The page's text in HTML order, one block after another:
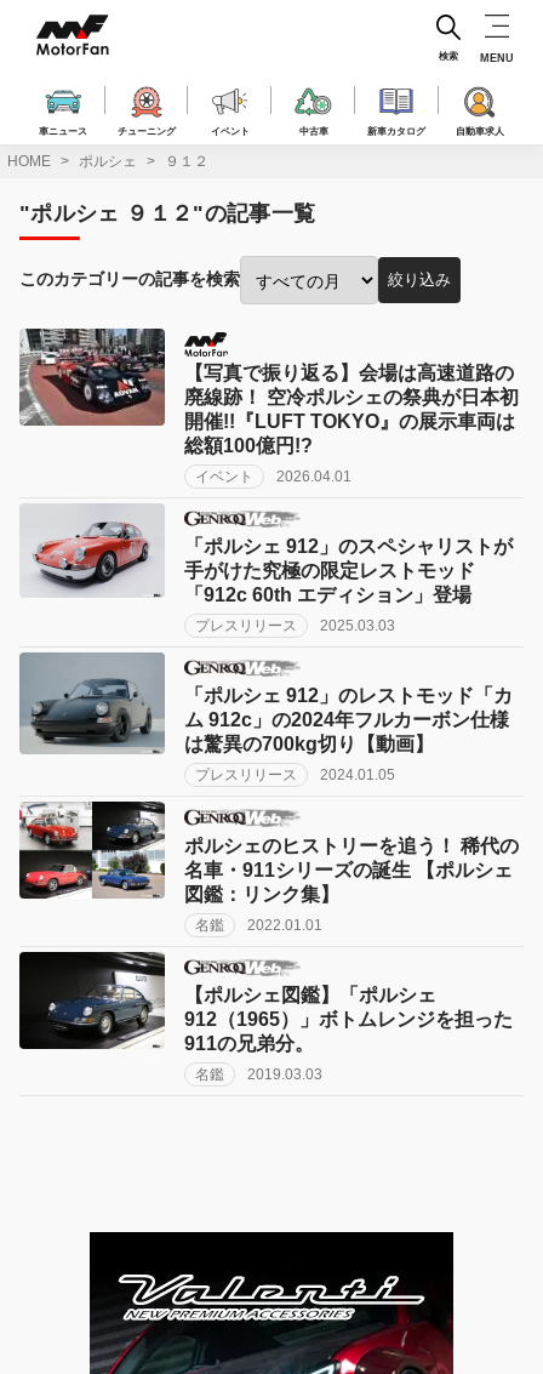
ス
車ニュース チューニング イベント 中古車 新車カタログ 自動車求人
検索 MENU
HOME ポルシェ ９１２
"ポルシェ ９１２"の記事一覧
このカテゴリーの記事を検索
投
月
で
絞
り
絞り込み
【写真で振り返る】会場は高速道路の
廃線跡！ 空冷ポルシェの祭典が日本初
開催!!『LUFT TOKYO』の展示車両は
総額100億円!?
イベント 2026.04.01
「ポルシェ 912」のスペシャリストが
手がけた究極の限定レストモッド
「912c 60th エディション」登場
プレスリリース 2025.03.03
「ポルシェ 912」のレストモッド「カ
ム 912c」の2024年フルカーボン仕様
は驚異の700kg切り【動画】
プレスリリース 2024.01.05
ポルシェのヒストリーを追う！ 稀代の
名車・911シリーズの誕生 【ポルシェ
図鑑：リンク集】
名鑑 2022.01.01
【ポルシェ図鑑】「ポルシェ
912（1965）」ボトムレンジを担った
911の兄弟分。
名鑑 2019.03.03